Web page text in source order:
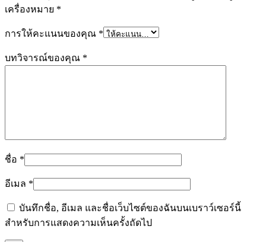
เครื่องหมาย *
การให้คะแนนของคุณ *
บทวิจารณ์ของคุณ *
ชื่อ *
อีเมล *
บันทึกชื่อ, อีเมล และชื่อเว็บไซต์ของฉันบนเบราว์เซอร์นี้
สำหรับการแสดงความเห็นครั้งถัดไป